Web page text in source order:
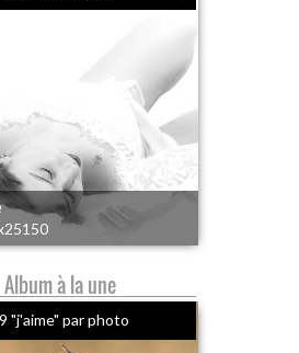
Album à la une
"j'aime" par photo